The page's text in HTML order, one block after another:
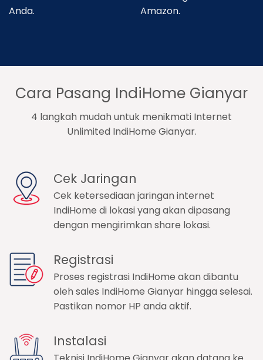
Anda.
Amazon.
Cara Pasang IndiHome Gianyar
4 langkah mudah untuk menikmati Internet
Unlimited IndiHome Gianyar.
Cek Jaringan
Cek ketersediaan jaringan internet
IndiHome di lokasi yang akan dipasang
dengan mengirimkan share lokasi.
Registrasi
Proses registrasi IndiHome akan dibantu
oleh sales IndiHome Gianyar hingga selesai.
Pastikan nomor HP anda aktif.
Instalasi